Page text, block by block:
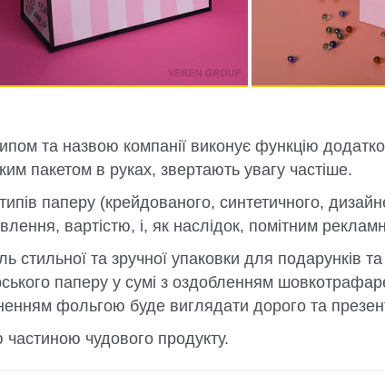
та назвою компанії виконує функцію
пакетом в руках, звертають увагу частіше.
паперу (крейдованого, синтетичного,
вартістю, і, як наслідок, помітним
стильної та зручної упаковки для подарунків
паперу у сумі з оздобленням
фольгою буде виглядати дорого та
чудового продукту.